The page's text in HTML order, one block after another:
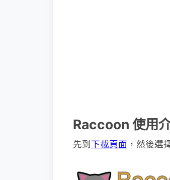
Raccoon 使用
先到 下載頁面 ，然後選